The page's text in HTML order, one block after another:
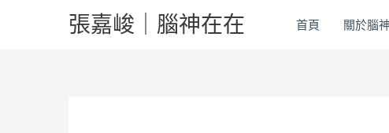
張嘉峻｜腦神在在 首頁 關於腦神